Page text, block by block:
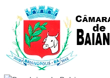
para
conteúdo